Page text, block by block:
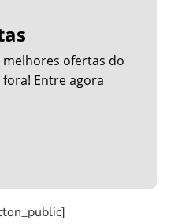
melhores ofertas do
Entre agora